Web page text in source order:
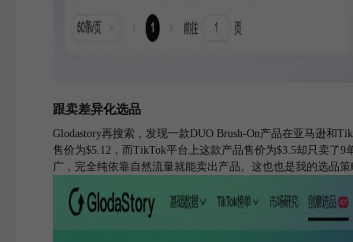
跟卖差异化选品
Glodastory再搜索，发现一款DUO Brush-On产品在亚马逊和
售价为$5.12，而TikTok平台上这款产品售价为$3.5却只卖了
广，完全纯依靠自然流量就能卖出产品。这也也是我的选品